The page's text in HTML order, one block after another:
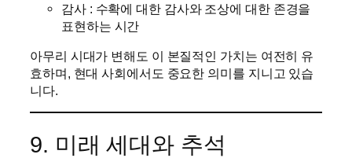
감사 : 수확에 대한 감사와 조상에 대한 존경을
표현하는 시간
아무리 시대가 변해도 이 본질적인 가치는 여전히 유
효하며, 현대 사회에서도 중요한 의미를 지니고 있습
니다.
9. 미래 세대와 추석